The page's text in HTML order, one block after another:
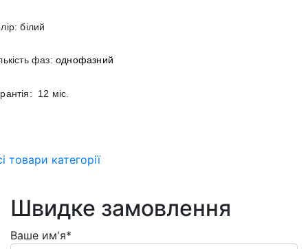
білий
фаз: однофазний
12 міс.
товари категорії
Швидке замовлення
Ваше им'я*